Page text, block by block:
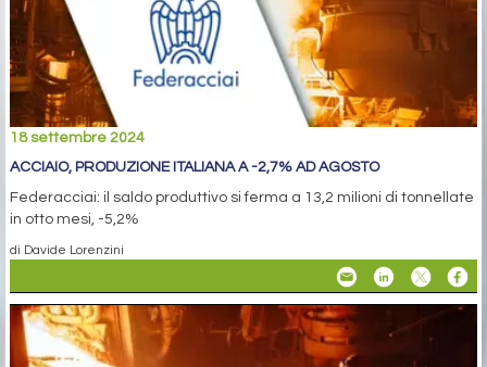
18 settembre 2024
ACCIAIO, PRODUZIONE ITALIANA A -2,7% AD AGOSTO
Federacciai: il saldo produttivo si ferma a 13,2 milioni di tonnellate
in otto mesi, -5,2%
di Davide Lorenzini